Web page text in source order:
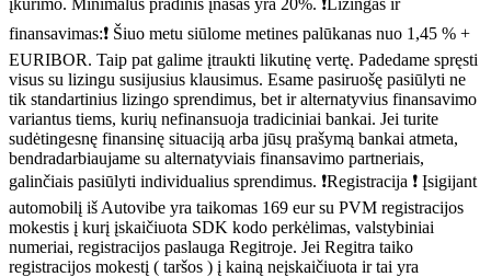
finansavimas:❗ Šiuo metu siūlome metines palūkanas nuo 1,45 % +
EURIBOR. Taip pat galime įtraukti likutinę vertę. Padedame spręsti
visus su lizingu susijusius klausimus. Esame pasiruošę pasiūlyti ne
tik standartinius lizingo sprendimus, bet ir alternatyvius finansavimo
variantus tiems, kurių nefinansuoja tradiciniai bankai. Jei turite
sudėtingesnę finansinę situaciją arba jūsų prašymą bankai atmeta,
bendradarbiaujame su alternatyviais finansavimo partneriais,
galinčiais pasiūlyti individualius sprendimus. ❗Registracija ❗ Įsigijant
automobilį iš Autovibe yra taikomas 169 eur su PVM registracijos
mokestis į kurį įskaičiuota SDK kodo perkėlimas, valstybiniai
numeriai, registracijos paslauga Regitroje. Jei Regitra taiko
registracijos mokestį ( taršos ) į kainą neįskaičiuota ir tai yra